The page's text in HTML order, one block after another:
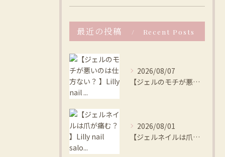
最近の投稿 Recent Posts
2026/08/07
【ジェルのモチが悪いのは仕方ない？ 】Lilly nail ...
2026/08/01
【ジェルネイルは爪が痛む？ 】Lilly nail salo...